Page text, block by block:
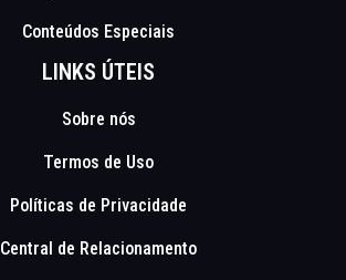
Conteúdos Especiais
LINKS ÚTEIS
Sobre nós
Termos de Uso
Políticas de Privacidade
Central de Relacionamento